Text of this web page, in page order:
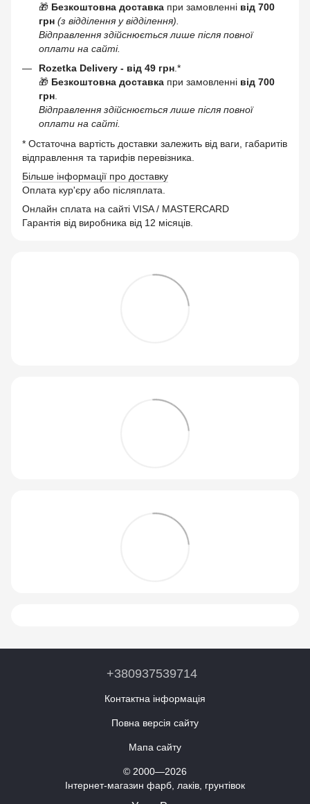
🎁 Безкоштовна доставка при замовленні від 700
грн (з відділення у відділення).
Відправлення здійснюється лише після повної
оплати на сайті.
Rozetka Delivery - від 49 грн .*
🎁 Безкоштовна доставка при замовленні від 700
грн
Відправлення здійснюється лише після повної
оплати на сайті.
* Остаточна вартість доставки залежить від ваги, габаритів
відправлення та тарифів перевізника.
Більше інформації про доставку
Оплата кур'єру або післяплата.
Онлайн сплата на сайті VISA / MASTERCARD
Гарантія від виробника від 12 місяців.
+380937539714
Контактна інформація
Повна версія сайту
Мапа сайту
© 2000—2026
Інтернет-магазин фарб, лаків, грунтівок